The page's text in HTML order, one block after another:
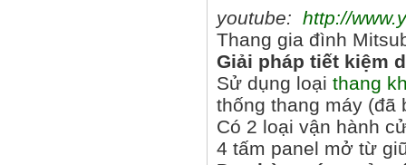
youtube: http://
Thang gia đình
Giải pháp tiết kiệm
Sử dụng loại thang
thống thang máy (đã
Có 2 loại vận hành
4 tấm panel mở từ